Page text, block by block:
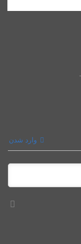
وارد شدن